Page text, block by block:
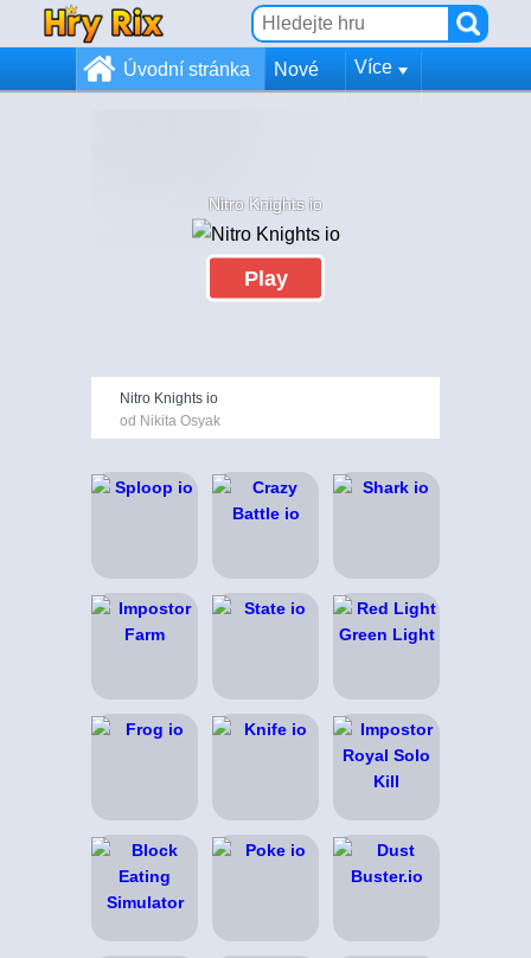
Úvodní stránka Nové Více
Nitro Knights io
Play
Nitro Knights io
od Nikita Osyak